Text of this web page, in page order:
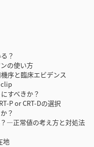
？
の使い方
序と臨床エビデンス
すべきか？
P or CRT-Dの選択
？
―正常値の考え方と対処法
地